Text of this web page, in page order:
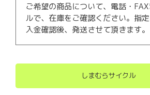
ご希望の商品について、電話・
ルで、在庫をご確認ください。指
入金確認後、発送させて頂きます。
しまむらサイクル